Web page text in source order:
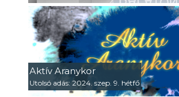
Aktív Aranykor
Utolsó adás: 2024. szep. 9. hétfő